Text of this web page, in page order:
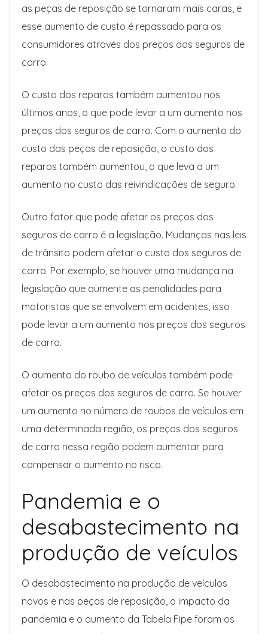
as peças de reposição se tornaram mais caras, e
esse aumento de custo é repassado para os
consumidores através dos preços dos seguros de
carro.
O custo dos reparos também aumentou nos
últimos anos, o que pode levar a um aumento nos
preços dos seguros de carro. Com o aumento do
custo das peças de reposição, o custo dos
reparos também aumentou, o que leva a um
aumento no custo das reivindicações de seguro.
Outro fator que pode afetar os preços dos
seguros de carro é a legislação. Mudanças nas leis
de trânsito podem afetar o custo dos seguros de
carro. Por exemplo, se houver uma mudança na
legislação que aumente as penalidades para
motoristas que se envolvem em acidentes, isso
pode levar a um aumento nos preços dos seguros
de carro.
O aumento do roubo de veículos também pode
afetar os preços dos seguros de carro. Se houver
um aumento no número de roubos de veículos em
uma determinada região, os preços dos seguros
de carro nessa região podem aumentar para
compensar o aumento no risco.
Pandemia e o
desabastecimento na
produção de veículos
O desabastecimento na produção de veículos
novos e nas peças de reposição, o impacto da
pandemia e o aumento da Tabela Fipe foram os